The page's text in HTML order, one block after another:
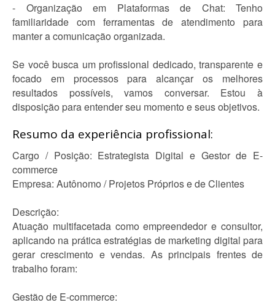
- Organização em Plataformas de Chat: Tenho
familiaridade com ferramentas de atendimento para
manter a comunicação organizada.
Se você busca um profissional dedicado, transparente e
focado em processos para alcançar os melhores
resultados possíveis, vamos conversar. Estou à
disposição para entender seu momento e seus objetivos.
Resumo da experiência profissional:
Cargo / Posição: Estrategista Digital e Gestor de E-
commerce
Empresa: Autônomo / Projetos Próprios e de Clientes
Descrição:
Atuação multifacetada como empreendedor e consultor,
aplicando na prática estratégias de marketing digital para
gerar crescimento e vendas. As principais frentes de
trabalho foram:
Gestão de E-commerce: